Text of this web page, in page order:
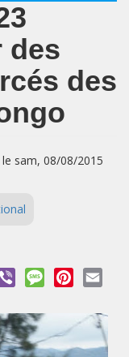
des
des
sam, 08/08/2015
Viber MessagePinterest